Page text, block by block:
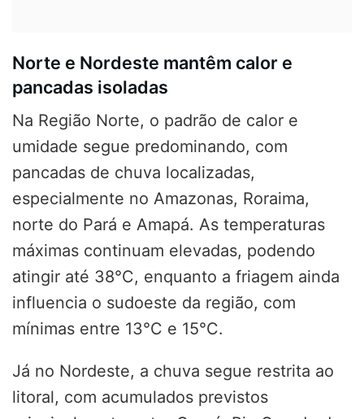
Norte e Nordeste mantêm calor e
pancadas isoladas
Na Região Norte, o padrão de calor e
umidade segue predominando, com
pancadas de chuva localizadas,
especialmente no Amazonas, Roraima,
norte do Pará e Amapá. As temperaturas
máximas continuam elevadas, podendo
atingir até 38°C, enquanto a friagem ainda
influencia o sudoeste da região, com
mínimas entre 13°C e 15°C.
Já no Nordeste, a chuva segue restrita ao
litoral, com acumulados previstos